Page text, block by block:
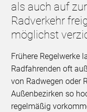
als auch auf
Radverkehr
möglichst
Frühere Regelwerke
Radfahrenden oft
von Radwegen oder
Außenbezirken so
regelmäßig